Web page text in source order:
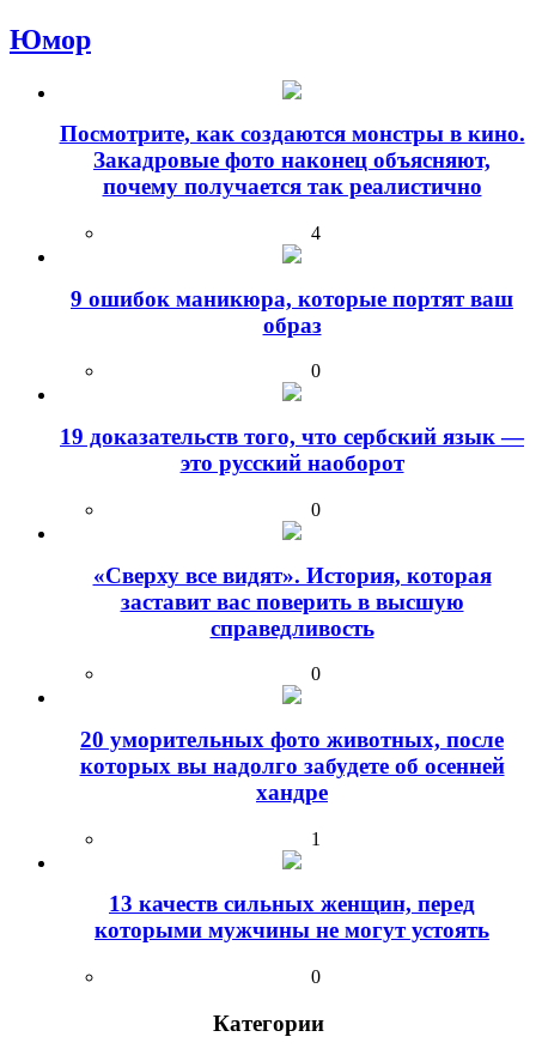
Юмор
Посмотрите, как создаются монстры в кино.
Закадровые фото наконец объясняют,
почему получается так реалистично
4
9 ошибок маникюра, которые портят ваш
образ
0
19 доказательств того, что сербский язык —
это русский наоборот
0
«Сверху все видят». История, которая
заставит вас поверить в высшую
справедливость
0
20 уморительных фото животных, после
которых вы надолго забудете об осенней
хандре
1
13 качеств сильных женщин, перед
которыми мужчины не могут устоять
0
Категории